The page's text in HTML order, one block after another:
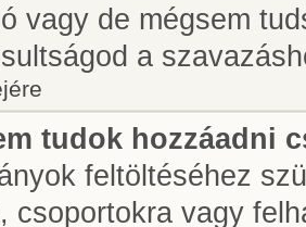
vagy de mégsem
a
tudok hozzáadni
feltöltéséhez
csoportokra vagy